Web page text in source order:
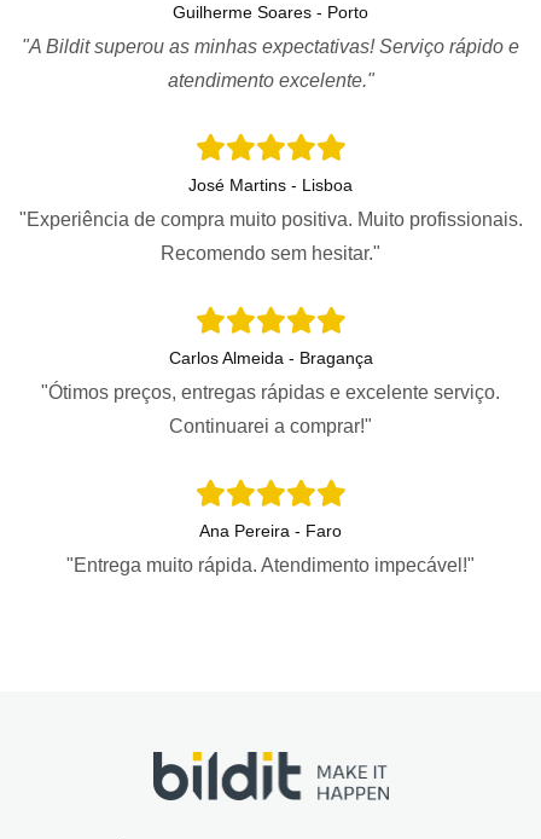
Guilherme Soares - Porto
"A Bildit superou as minhas expectativas! Serviço rápido e
atendimento excelente."
José Martins - Lisboa
"Experiência de compra muito positiva. Muito profissionais.
Recomendo sem hesitar."
Carlos Almeida - Bragança
"Ótimos preços, entregas rápidas e excelente serviço.
Continuarei a comprar!"
Ana Pereira - Faro
"Entrega muito rápida. Atendimento impecável!"